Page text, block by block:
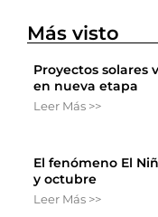
Más visto
Proyectos solares
en nueva etapa
Leer Más >>
El fenómeno El
y octubre
Leer Más >>